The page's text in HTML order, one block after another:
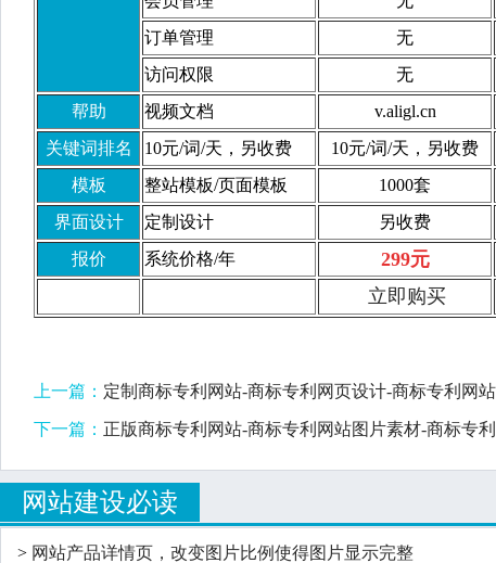
订单管理
无
访问权限
无
帮助
视频文档 v.aligl.cn
关键词排名
10元/词/天，另收费 10元/词/天，另收费
模板
整站模板/页面模板 1000套
界面设计
定制设计 另收费
报价
系统价格/年 299元
立即购买
上一篇： 定制商标专利网站-商标专利网页设计-商标专利网
下一篇： 正版商标专利网站-商标专利网站图片素材-商标专
网站建设必读
> 网站产品详情页，改变图片比例使得图片显示完整